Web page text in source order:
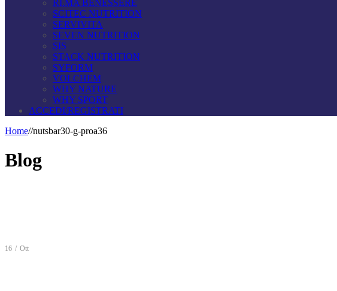
RI.MA BENESSERE
SCITEC NUTRITION
SERVIVITA
SEVEN NUTRITION
SIS
STACK NUTRITION
SYFORM
VOLCHEM
WHY NATURE
WHY SPORT
ACCEDI/REGISTRATI
Home//nutsbar30-g-proa36
Blog
16 / Ott